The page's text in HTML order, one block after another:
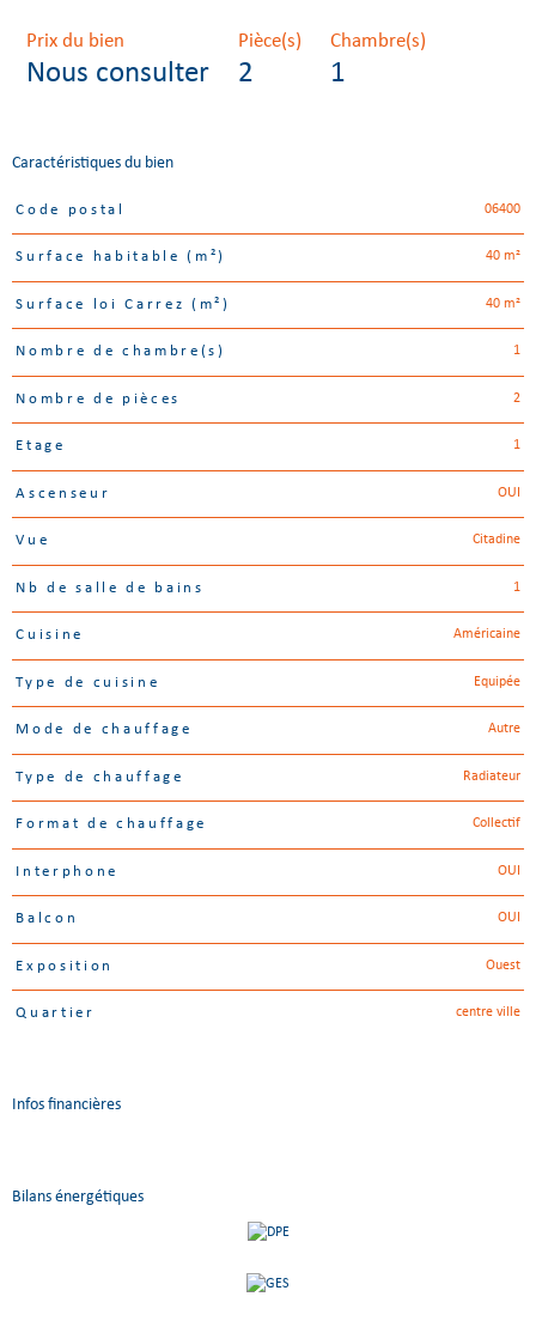
Prix du bien
Nous consulter
Pièce(s)
2
Chambre(s)
1
Caractéristiques du bien
Caractéristiques
Code postal 06400
Surface habitable (m²) 40 m²
Surface loi Carrez (m²) 40 m²
Nombre de chambre(s) 1
Nombre de pièces 2
Etage 1
Ascenseur OUI
Vue Citadine
Nb de salle de bains 1
Cuisine Américaine
Type de cuisine Equipée
Mode de chauffage Autre
Type de chauffage Radiateur
Format de chauffage Collectif
Interphone OUI
Balcon OUI
Exposition Ouest
Quartier centre ville
Infos financières
Bilans énergétiques